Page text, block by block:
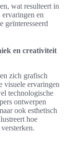
wat resulteert in
en
geïnteresseerd
en creativiteit
zich grafisch
visuele ervaringen
technologische
ontwerpen
ook esthetisch
hoe